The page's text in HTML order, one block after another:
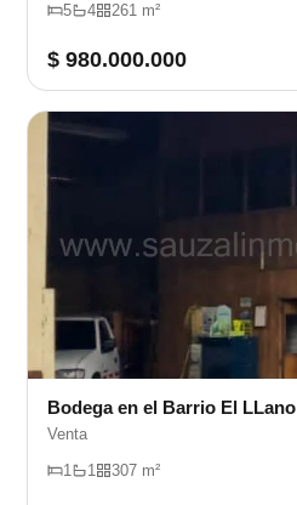
5 4 261 m²
$ 980.000.000
Bodega en el Barrio El LLano
Venta
1 1 307 m²